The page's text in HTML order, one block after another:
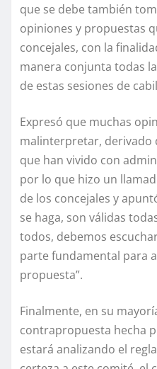
que se debe también
opiniones y propuestas
concejales, con la
manera conjunta todas
de estas sesiones de
Expresó que muchas
malinterpretar, derivado
que han vivido con
por lo que hizo un
de los concejales y
se haga, son válidas
todos, debemos
parte fundamental para
propuesta”.
Finalmente, en su
contrapropuesta hecha
estará analizando el